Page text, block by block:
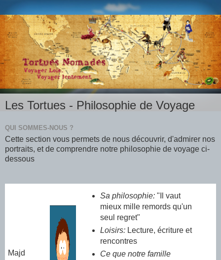
Les Tortues - Philosophie de Voyage
QUI SOMMES-NOUS ?
Cette section vous permets de nous découvrir, d'admirer nos
portraits, et de comprendre notre philosophie de voyage ci-
dessous
Majd
Sa philosophie:"Il vaut
mieux mille remords qu'un
seul regret"
Loisirs:Lecture, écriture et
rencontres
Ce que notre famille